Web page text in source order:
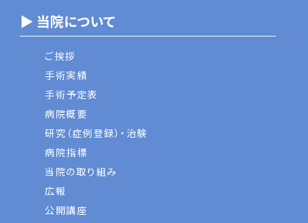
▶ 当院について
ご挨拶
手術実績
手術予定表
病院概要
研究（症例登録）・治験
病院指標
当院の取り組み
広報
公開講座